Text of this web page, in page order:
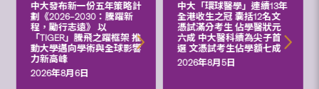
中大發布新一份五年策略計
劃《2026‒2030：騰躍新
程，勵行志遠》 以
「TIGER」騰飛之躍框架 推
動大學邁向學術與全球影響
力新高峰
2026年8月6日
中大「環球醫學」連續13年
全港收生之冠 囊括12名文
憑試滿分考生 佔學醫狀元
六成 中大醫科續為尖子首
選 文憑試考生佔學額七成
2026年8月5日